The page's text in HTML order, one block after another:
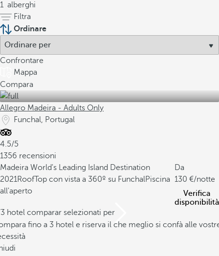
1 alberghi
Filtra
Ordinare
Confrontare
Mappa
Compara
Allegro Madeira - Adults Only
Funchal, Portugal
4.5/5
1356 recensioni
Madeira World's Leading Island Destination
2021RoofTop con vista a 360º su FunchalPiscina
all'aperto
Da
130
/notte
Verifica
disponibilità
hotel comparar selezionati per
fino a 3 hotel e riserva il che meglio si confà alle